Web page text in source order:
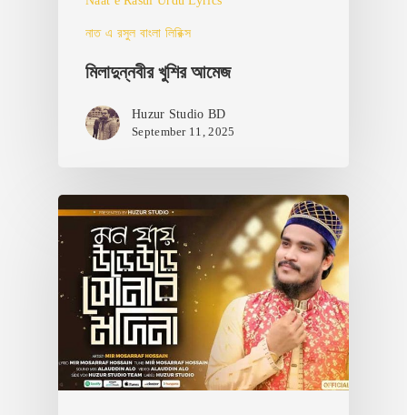
নাত এ রসুল বাংলা লিরিক্স
মিলাদুন্নবীর খুশির আমেজ
Huzur Studio BD
September 11, 2025